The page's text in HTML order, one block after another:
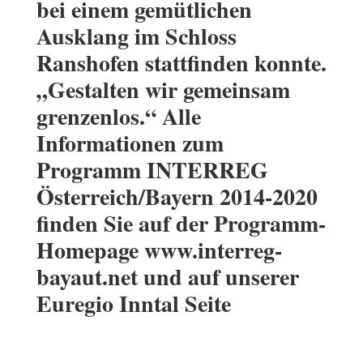
bei einem gemütlichen
Ausklang im Schloss
Ranshofen stattfinden konnte.
„Gestalten wir gemeinsam
grenzenlos.“ Alle
Informationen zum
Programm INTERREG
Österreich/Bayern 2014-2020
finden Sie auf der Programm-
Homepage www.interreg-
bayaut.net und auf unserer
Euregio Inntal Seite